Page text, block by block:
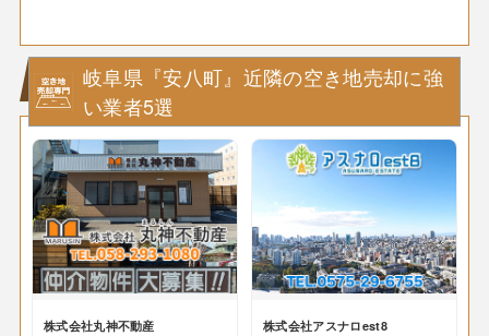
岐阜県『安八町』近隣の空き地売却に強
い業者5選
株式会社丸神不動産 株式会社アスナロest8